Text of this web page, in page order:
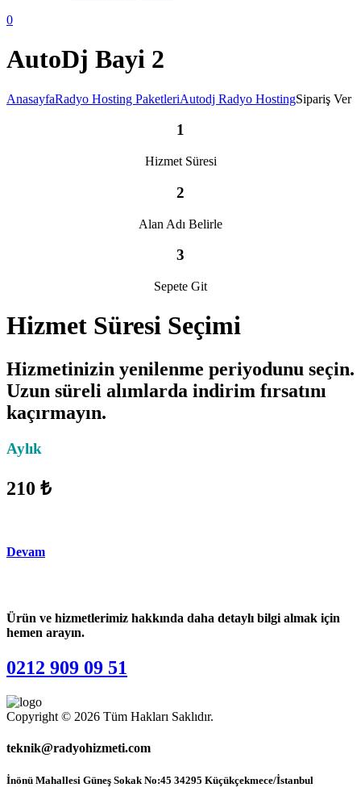
0
AutoDj Bayi 2
AnasayfaRadyo Hosting PaketleriAutodj Radyo HostingSipariş Ver
1
Hizmet Süresi
2
Alan Adı Belirle
3
Sepete Git
Hizmet Süresi Seçimi
Hizmetinizin yenilenme periyodunu seçin.
Uzun süreli alımlarda indirim fırsatını
kaçırmayın.
Aylık
210 ₺
Devam
Ürün ve hizmetlerimiz hakkında daha detaylı bilgi almak için
hemen arayın.
0212 909 09 51
Copyright © 2026 Tüm Hakları Saklıdır.
teknik@radyohizmeti.com
İnönü Mahallesi Güneş Sokak No:45 34295 Küçükçekmece/İstanbul